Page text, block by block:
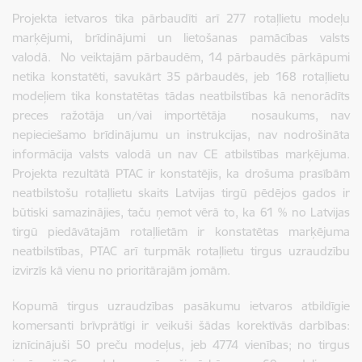
Projekta ietvaros tika pārbaudīti arī 277 rotaļlietu modeļu
marķējumi, brīdinājumi un lietošanas pamācības valsts
valodā. No veiktajām pārbaudēm, 14 pārbaudēs pārkāpumi
netika konstatēti, savukārt 35 pārbaudēs, jeb 168 rotaļlietu
modeļiem tika konstatētas tādas neatbilstības kā nenorādīts
preces ražotāja un/vai importētāja nosaukums, nav
nepieciešamo brīdinājumu un instrukcijas, nav nodrošināta
informācija valsts valodā un nav CE atbilstības marķējuma.
Projekta rezultātā PTAC ir konstatējis, ka drošuma prasībām
neatbilstošu rotaļlietu skaits Latvijas tirgū pēdējos gados ir
būtiski samazinājies, taču ņemot vērā to, ka 61 % no Latvijas
tirgū piedāvātajām rotaļlietām ir konstatētas marķējuma
neatbilstības, PTAC arī turpmāk rotaļlietu tirgus uzraudzību
izvirzīs kā vienu no prioritārajām jomām.
Kopumā tirgus uzraudzības pasākumu ietvaros atbildīgie
komersanti brīvprātīgi ir veikuši šādas korektīvās darbības:
iznīcinājuši 50 preču modeļus, jeb 4774 vienības; no tirgus